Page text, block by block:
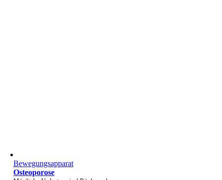
Bewegungsapparat
Osteoporose